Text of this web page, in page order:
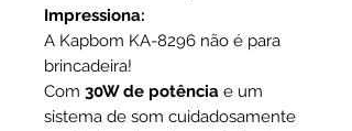
Impressiona:
A Kapbom KA-8296 não é para
brincadeira!
Com 30W de potência e um
sistema de som cuidadosamente